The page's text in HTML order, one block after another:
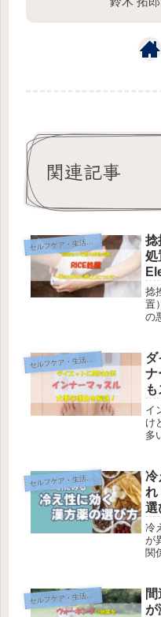
関連記事
セ
ルフケア・生活改善
捻
捻
置
の
セ
ルフケア・生活改善
ダ
ナ
イ
け
多
の
骨
セ
ルフケア・生活改善
冷
れ
選
冷
が
関
セ
ルフケア・生活改善
が